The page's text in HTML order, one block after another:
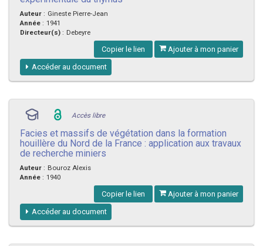
Auteur : Gineste Pierre-Jean
Année : 1941
Directeur(s) : Debeyre
Copier le lien Ajouter à mon panier
Accéder au document
Accès libre
Facies et massifs de végétation dans la formation
houillère du Nord de la France : application aux travaux
de recherche miniers
Auteur : Bouroz Alexis
Année : 1940
Copier le lien Ajouter à mon panier
Accéder au document